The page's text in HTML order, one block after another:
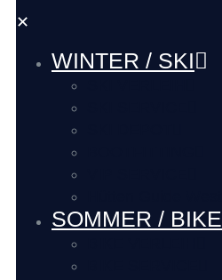
✕
WINTER / SKI
SOMMER / BIKE